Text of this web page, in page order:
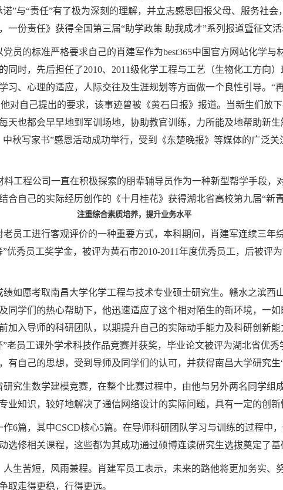
”与“责任”有了极为深刻的理解，并立志感恩回报父母、服务社
一份责任》获得全国第三届“助学政策 助我成才”系列报道暨征文活
员的标准严格要求自己的肖建军作为best365中国官方网站化学与
同时，先后担任了2010、2011级化学工程与工艺（生物化工方向
习、心理的适应，人际交往及生涯规划等方面做一个良性引导。“
对自己提出的要求，该事迹曾被《黄石日报》报道。当新生们放
天也都会早早地到军训场地，协助教官训练，力所能及地帮助新
秋写家书”感恩活动成功举行，受到《东楚晚报》等媒体的广泛关
工程公司一直在积极探索的朋辈辅导员作为一种新型帮学手段，
合自己的实际经历创作的《十月桂花》获得湖北省高校第九届“新
注重综合素质培养，提升业务水平
员工进行客观评价的一种重要方式，本科期间，肖建军连续三年
优秀员工奖学金，被评为黄石市2010-2011年度优秀员工，后被评
如愿考取南昌大学化学工程与技术专业硕士研究生。赣水之滨西
同学们的热心帮助下，他迅速适应了这个相对陌生的新环境，一
加入导师的科研团队，以期提升自己的实际动手能力及科研创新
老员工课外学术科技作品竞赛并获奖，毕业论文被评为湖北省优
有自己的思想，受到导师及同学们的认可，并获得南昌大学研究生
究生数学建模竞赛，在整个比赛过程中，由他与另外两名同学组
业知识，较好地解决了通信网络设计的实际问题，具有一定的创新
6篇，其中CSCD核心5篇。在导师科研团队学习与训练的过程中
选修相关课程，这些都为其成功通过硕博连读研究生选拔奠定了基
生苦短，风雨兼程。肖建军员工表示，未来的路他将更加务实、
取走得更稳，行得更远。